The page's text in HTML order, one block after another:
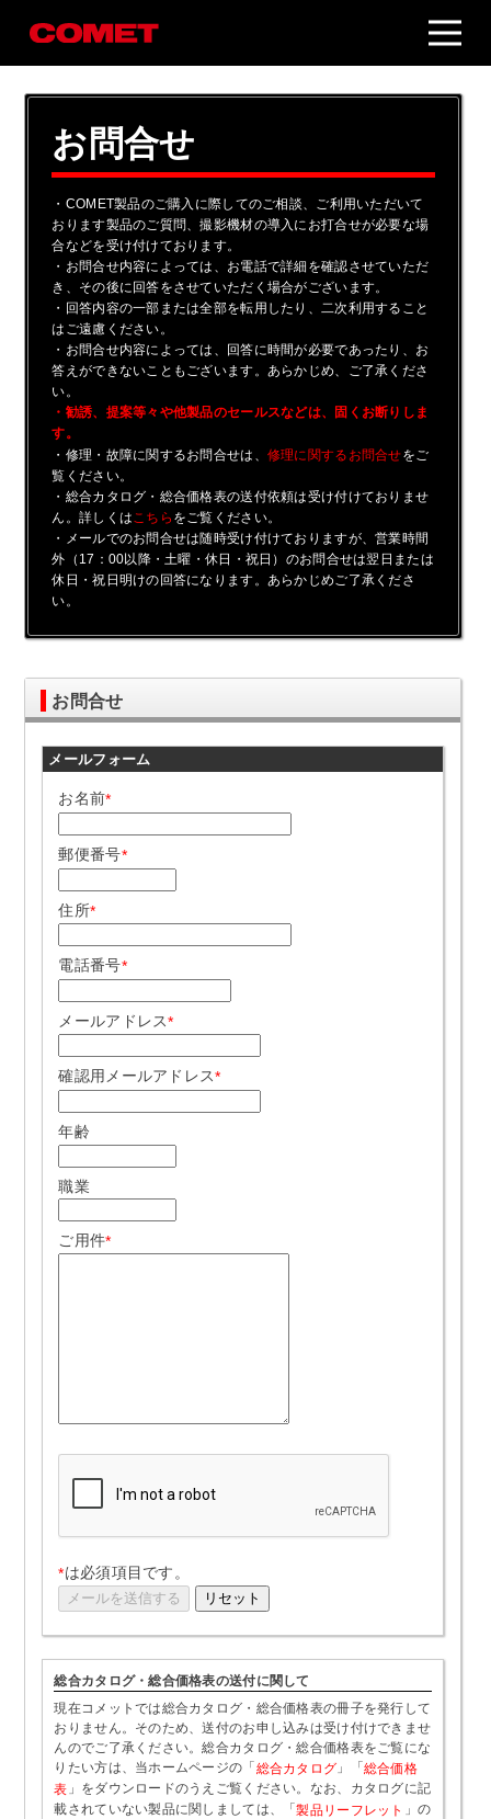
お問合せ
・COMET製品のご購入に際してのご相談、ご利用いただいて
おります製品のご質問、撮影機材の導入にお打合せが必要な場
合などを受け付けております。
・お問合せ内容によっては、お電話で詳細を確認させていただ
き、その後に回答をさせていただく場合がございます。
・回答内容の一部または全部を転用したり、二次利用すること
はご遠慮ください。
・お問合せ内容によっては、回答に時間が必要であったり、お
答えができないこともございます。あらかじめ、ご了承くださ
い。
・勧誘、提案等々や他製品のセールスなどは、固くお断りしま
す。
・修理・故障に関するお問合せは、 修理に関するお問合せをご
覧ください。
・総合カタログ・総合価格表の送付依頼は受け付けておりませ
ん。詳しくはこちら をご覧ください。
・メールでのお問合せは随時受け付けておりますが、営業時間
外（17：00以降・土曜・休日・祝日）のお問合せは翌日または
休日・祝日明けの回答になります。あらかじめご了承くださ
い。
お問合せ
メールフォーム
お名前*
郵便番号*
住所*
電話番号*
メールアドレス*
確認用メールアドレス*
年齢
職業
ご用件*
*は必須項目です。
総合カタログ・総合価格表の送付に関して
現在コメットでは総合カタログ・総合価格表の冊子を発行して
おりません。そのため、送付のお申し込みは受け付けできませ
んのでご了承ください。総合カタログ・総合価格表をご覧にな
りたい方は、当ホームページの「総合カタログ 」「総合価格
表 」をダウンロードのうえご覧ください。なお、カタログに記
載されていない製品に関しましては、「製品リーフレット 」の